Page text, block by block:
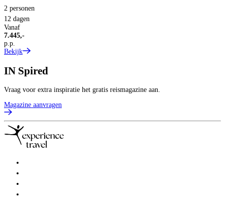
2 personen
12 dagen
Vanaf
7.445,-
p.p.
Bekijk
IN Spired
Vraag voor extra inspiratie het gratis reismagazine aan.
Magazine aanvragen